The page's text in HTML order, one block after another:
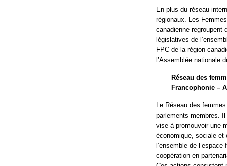
En plus du réseau
régionaux. Les
canadienne regroupent
législatives de
FPC de la région
l’Assemblée nationale
Réseau des
Francophonie –
Le Réseau des
parlements membres.
vise à promouvoir une
économique, sociale et
l’ensemble de
coopération en